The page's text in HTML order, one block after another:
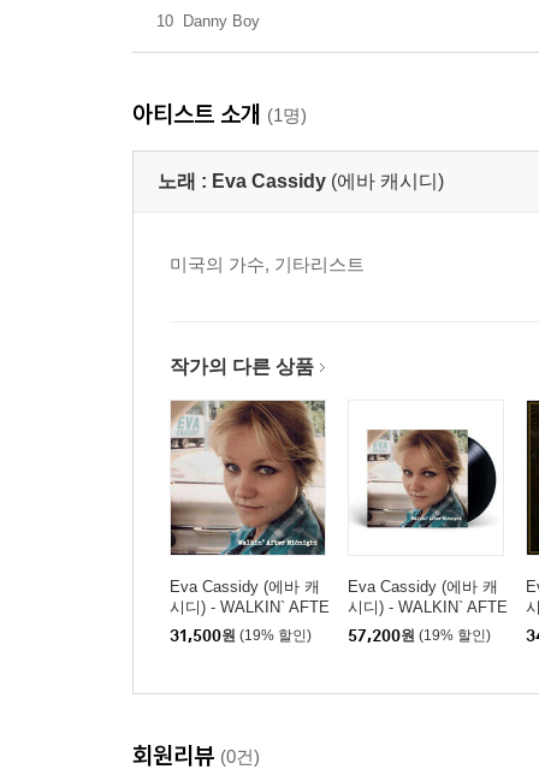
10 Danny Boy
아티스트 소개 (1명)
노래 : Eva Cassidy (에바 캐시디)
미국의 가수, 기타리스트
작가의 다른 상품
Eva Cassidy (에바 캐
시디) - WALKIN` AFTE
R MIDNIGHT
31,500원 (19% 할인)
Eva Cassidy (에바 캐
시디) - WALKIN` AFTE
R MIDNIGHT [LP]
57,200원 (19% 할인)
회원리뷰 (0건)